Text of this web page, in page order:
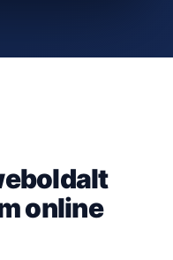
online